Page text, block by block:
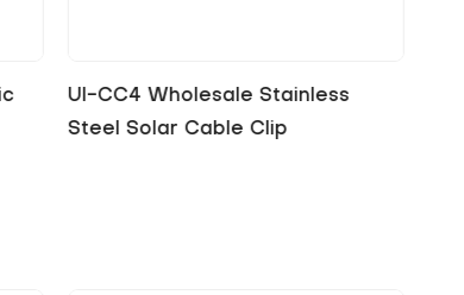
UI-CC5 Stainless Steel Frame
Clips for Solar Cable